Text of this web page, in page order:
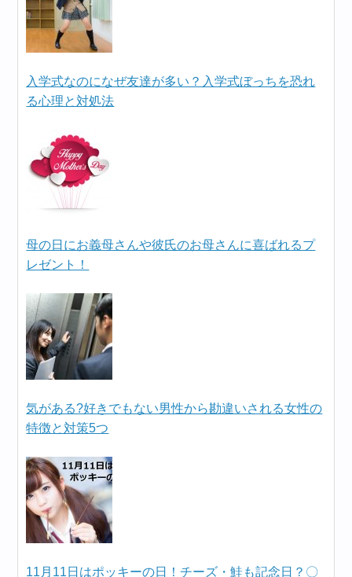
入学式なのになぜ友達が多い？入学式ぼっちを恐れ
る心理と対処法
母の日にお義母さんや彼氏のお母さんに喜ばれるプ
レゼント！
気がある?好きでもない男性から勘違いされる女性の
特徴と対策5つ
11月11日はポッキーの日！チーズ・鮭も記念日？〇